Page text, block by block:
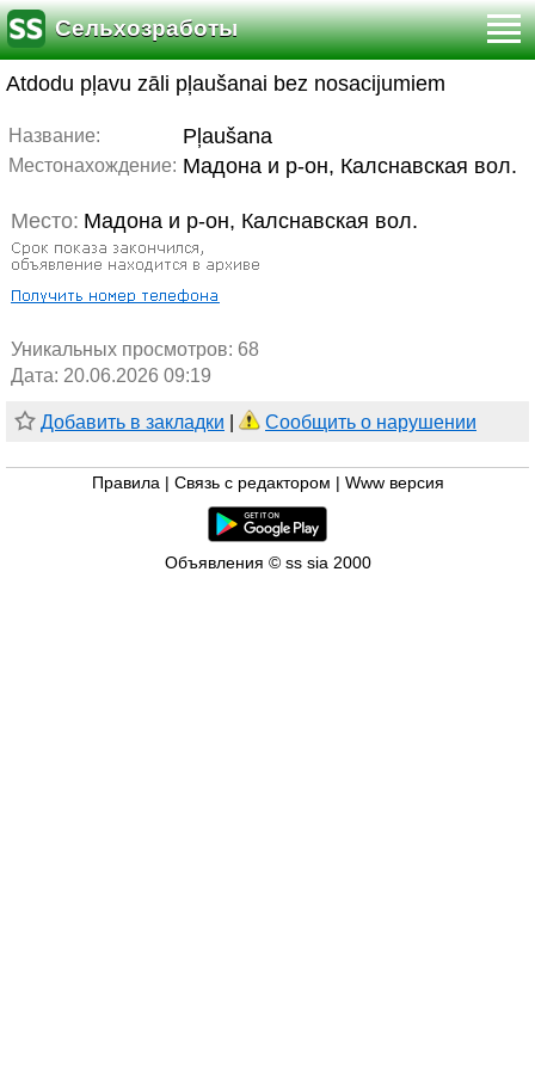
Сельхозработы
Atdodu pļavu zāli pļaušanai bez nosacijumiem
Название: Pļaušana
Местонахождение: Мадона и р-он, Калснавская вол.
Место: Мадона и р-он, Калснавская вол.
Уникальных просмотров: 68
Дата: 20.06.2026 09:19
Добавить в закладки Сообщить о нарушении
Правила Связь с редактором Www версия
Объявления © ss sia 2000